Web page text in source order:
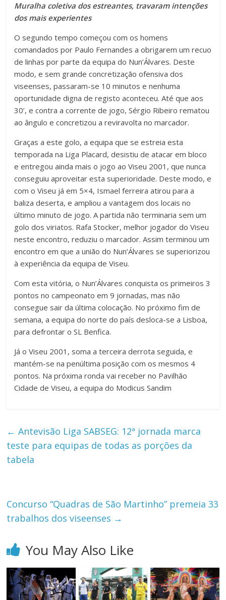
Muralha coletiva dos estreantes, travaram intenções
dos mais experientes
O segundo tempo começou com os homens
comandados por Paulo Fernandes a obrigarem um recuo
de linhas por parte da equipa do Nun’Álvares. Deste
modo, e sem grande concretização ofensiva dos
viseenses, passaram-se 10 minutos e nenhuma
oportunidade digna de registo aconteceu. Até que aos
30’, e contra a corrente de jogo, Sérgio Ribeiro rematou
ao ângulo e concretizou a reviravolta no marcador.
Graças a este golo, a equipa que se estreia esta
temporada na Liga Placard, desistiu de atacar em bloco
e entregou ainda mais o jogo ao Viseu 2001, que nunca
conseguiu aproveitar esta superioridade. Deste modo, e
com o Viseu já em 5×4, Ismael ferreira atirou para a
baliza deserta, e ampliou a vantagem dos locais no
último minuto de jogo. A partida não terminaria sem um
golo dos viriatos. Rafa Stocker, melhor jogador do Viseu
neste encontro, reduziu o marcador. Assim terminou um
encontro em que a união do Nun’Álvares se superiorizou
à experiência da equipa de Viseu.
Com esta vitória, o Nun’Álvares conquista os primeiros 3
pontos no campeonato em 9 jornadas, mas não
consegue sair da última colocação. No próximo fim de
semana, a equipa do norte do país desloca-se a Lisboa,
para defrontar o SL Benfica.
Já o Viseu 2001, soma a terceira derrota seguida, e
mantém-se na penúltima posição com os mesmos 4
pontos. Na próxima ronda vai receber no Pavilhão
Cidade de Viseu, a equipa do Modicus Sandim
← Antevisão Liga SABSEG: 12ª jornada marca
teste para equipas de todas as porções da
tabela
Concurso “Quadras de São Martinho” premeia 33
trabalhos dos viseenses →
You May Also Like